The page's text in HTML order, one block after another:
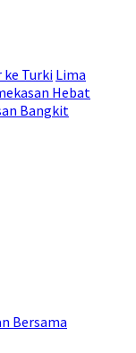
ke Turki Lima
Hebat
Bangkit
Bersama